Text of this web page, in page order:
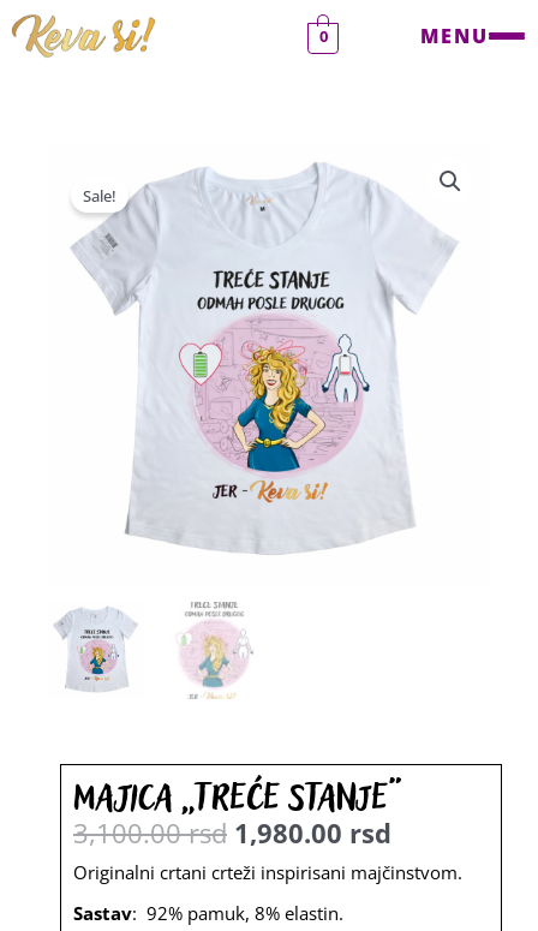
Pređi
na
0 MENU
Sale!
Majica „Treće stanje“
3,100.00rsd
Originalna
cena
1,980.00 rsd
Trenutna
Originalni crtani crteži inspirisani majčinstvom.
Sastav: 92% pamuk, 8% elastin.